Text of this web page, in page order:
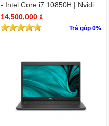
- Intel Core i7 10850H | Nvidia
Quadro T1000
14,500,000 ₫
Trả góp 0%